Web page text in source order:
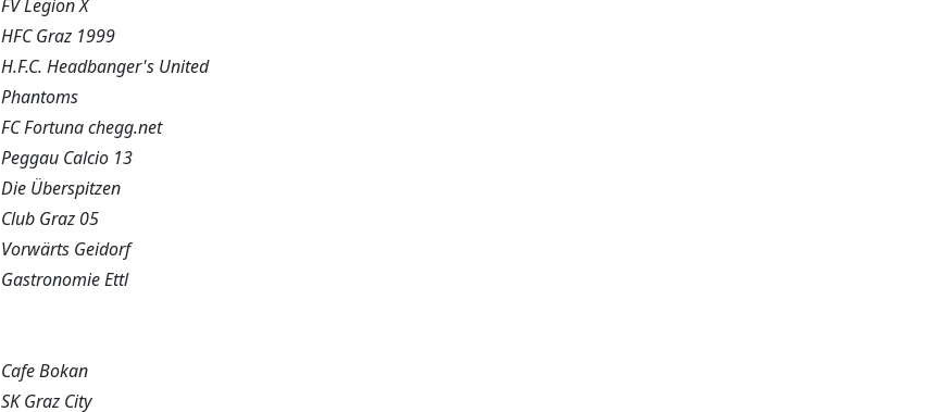
FV Legion X
HFC Graz 1999
H.F.C. Headbanger's United
Phantoms
FC Fortuna chegg.net
Peggau Calcio 13
Die Überspitzen
Club Graz 05
Vorwärts Geidorf
Gastronomie Ettl
Cafe Bokan
SK Graz City